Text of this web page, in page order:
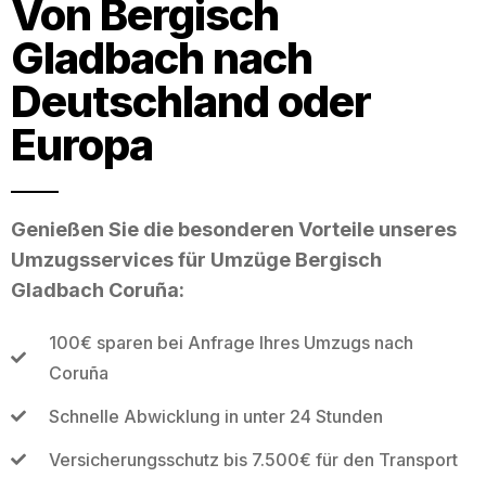
Von Bergisch
Gladbach nach
Deutschland oder
Europa
Genießen Sie die besonderen Vorteile unseres
Umzugsservices für Umzüge Bergisch
Gladbach Coruña:
100€ sparen bei Anfrage Ihres Umzugs nach
Coruña
Schnelle Abwicklung in unter 24 Stunden
Versicherungsschutz bis 7.500€ für den Transport